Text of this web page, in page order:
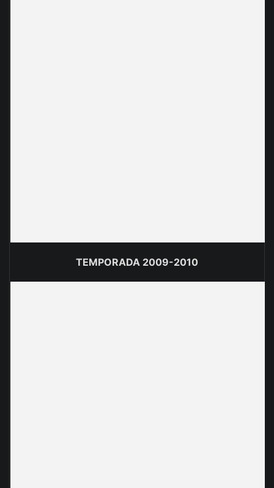
TEMPORADA 2009-2010